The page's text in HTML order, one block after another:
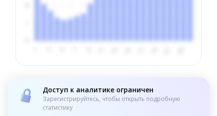
Доступ к аналитике ограничен
Зарегистрируйтесь, чтобы открыть подробную
статистику